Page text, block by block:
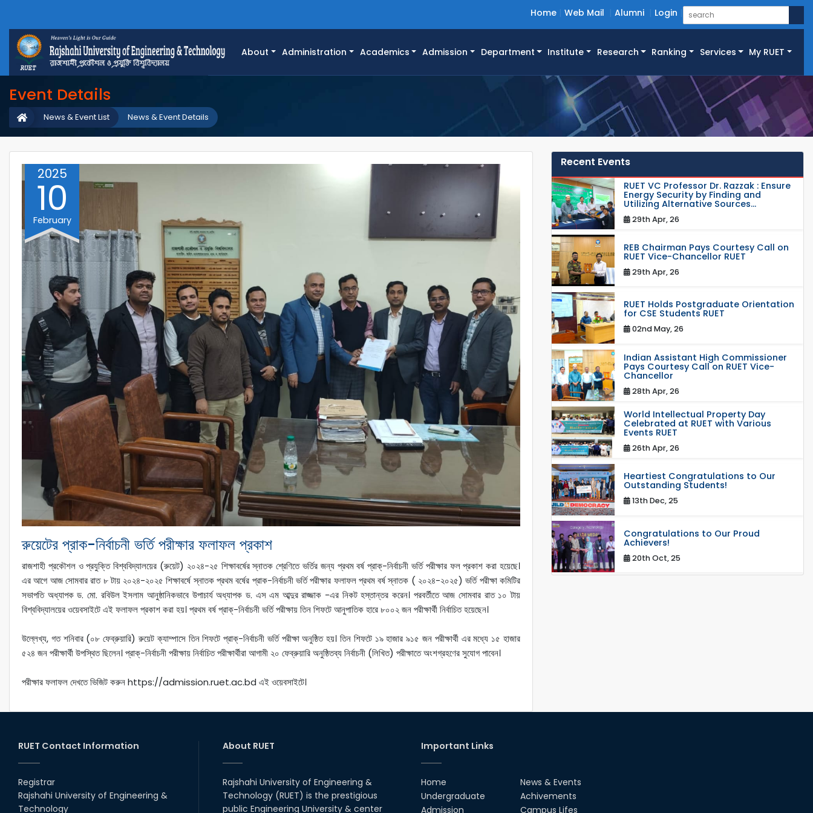
Home Web Mail Alumni Login
About Administration Academics Admission Department Institute Research Ranking Services My RUET
Event Details
News & Event Details
News & Event List
2025
10
February
রুয়েটের প্রাক-নির্বাচনী ভর্তি পরীক্ষার ফলাফল প্রকাশ
রাজশাহী প্রকৌশল ও প্রযুক্তি বিশ্ববিদ্যালয়ের (রুয়েট) ২০২৪-২৫ শিক্ষাবর্ষের স্নাতক শ্রেণিতে ভর্তির জন্য প্রথম বর্ষ প্রাক্‌-নির্বাচনী ভর্তি পরীক্ষার ফল প্রকাশ করা হয়েছে।
এর আগে আজ সোমবার রাত ৮ টায় ২০২৪-২০২৫ শিক্ষাবর্ষে স্নাতক প্রথম বর্ষের প্রাক-নির্বাচনী ভর্তি পরীক্ষার ফলাফল প্রথম বর্ষ স্নাতক ( ২০২৪-২০২৫) ভর্তি পরীক্ষা কমিটির
সভাপতি অধ্যাপক ড. মো. রবিউল ইসলাম আনুষ্ঠানিকভাবে উপাচার্য অধ্যাপক ড. এস এম আব্দুর রাজ্জাক -এর নিকট হস্তান্তর করেন। পরবর্তীতে আজ সোমবার রাত ১০ টায়
বিশ্ববিদ্যালয়ের ওয়েবসাইটে এই ফলাফল প্রকাশ করা হয়। প্রথম বর্ষ প্রাক্‌-নির্বাচনী ভর্তি পরীক্ষায় তিন শিফটে আনুপাতিক হারে ৮০০২ জন পরীক্ষার্থী নির্বাচিত হয়েছেন।
উল্লেখ্য, গত শনিবার (০৮ ফেব্রুয়ারি) রুয়েট ক্যাম্পাসে তিন শিফটে প্রাক্‌-নির্বাচনী ভর্তি পরীক্ষা অনুষ্ঠিত হয়। তিন শিফটে ১৯ হাজার ৯১৫ জন পরীক্ষার্থী এর মধ্যে ১৫ হাজার
৫২৪ জন পরীক্ষার্থী উপস্থিত ছিলেন। প্রাক্‌-নির্বাচনী পরীক্ষায় নির্বাচিত পরীক্ষার্থীরা আগামী ২০ ফেব্রুয়ারি অনুষ্ঠিতব্য নির্বাচনী (লিখিত) পরীক্ষাতে অংশগ্রহণের সুযোগ পাবেন।
পরীক্ষার ফলাফল দেখতে ভিজিট করুন https://admission.ruet.ac.bd এই ওয়েবসাইটে।
Recent Events
RUET VC Professor Dr. Razzak : Ensure
Energy Security by Finding and
Utilizing Alternative Sources...
29th Apr, 26
REB Chairman Pays Courtesy Call on
RUET Vice-Chancellor RUET
29th Apr, 26
RUET Holds Postgraduate Orientation
for CSE Students RUET
02nd May, 26
Indian Assistant High Commissioner
Pays Courtesy Call on RUET Vice-
Chancellor
28th Apr, 26
World Intellectual Property Day
Celebrated at RUET with Various
Events RUET
26th Apr, 26
Heartiest Congratulations to Our
Outstanding Students!
13th Dec, 25
Congratulations to Our Proud
Achievers!
20th Oct, 25
long workshop to promote inclusive
RUET Contact Information
Registrar
Rajshahi University of Engineering &
Technology
About RUET
Rajshahi University of Engineering &
Technology (RUET) is the prestigious
public Engineering University & center
Important Links
Home
Undergraduate
Admission
News & Events
Achivements
Campus Lifes